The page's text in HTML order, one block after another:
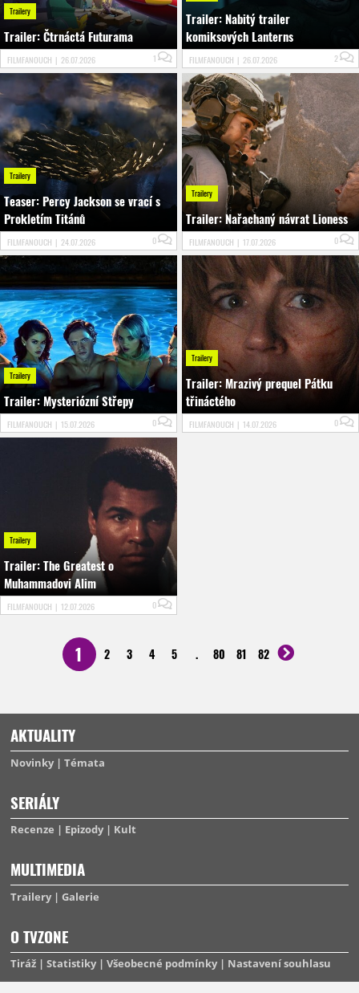
Trailery
Trailer: Čtrnáctá Futurama
FILMFANOUCH | 26.07.2026 1
Trailer: Nabitý trailer
komiksových Lanterns
FILMFANOUCH | 26.07.2026 2
Trailery
Teaser: Percy Jackson se vrací s
Prokletím Titánů
FILMFANOUCH | 24.07.2026 0
Trailery
Trailer: Nařachaný návrat Lioness
FILMFANOUCH | 17.07.2026 0
Trailery
Trailer: Mysteriózní Střepy
FILMFANOUCH | 15.07.2026 0
Trailery
Trailer: Mrazivý prequel Pátku
třináctého
FILMFANOUCH | 14.07.2026 0
Trailery
Trailer: The Greatest o
Muhammadovi Alim
FILMFANOUCH | 12.07.2026 0
1 2 3 4 5 . 80 81 82
AKTUALITY
Novinky Témata
SERIÁLY
Recenze Epizody Kult
MULTIMEDIA
Trailery Galerie
O TVZONE
Tiráž Statistiky Všeobecné podmínky Nastavení souhlasu